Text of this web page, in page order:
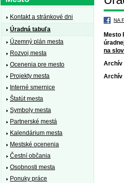
NA
Mesto
na
Archív
Archív
Kontakt a stránkové dni
Úradná tabuľa
Územný plán mesta
Rozvoj mesta
Ocenenia pre mesto
Projekty mesta
Interné smernice
Štatút mesta
Symboly mesta
Partnerské mestá
Kalendárium mesta
Mestské ocenenia
Čestní občania
Osobnosti mesta
Ponuky práce